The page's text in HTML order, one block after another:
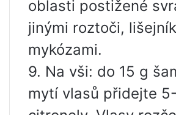
oblasti postižené
jinými roztoči,
mykózami.
9. Na vši: do 15 g
mytí vlasů přidejte